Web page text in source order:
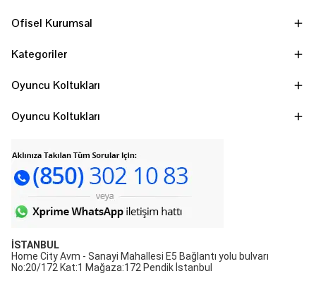
Ofisel Kurumsal
Kategoriler
Oyuncu Koltukları
Oyuncu Koltukları
İSTANBUL
Home City Avm - Sanayi Mahallesi E5 Bağlantı yolu bulvarı
No:20/172 Kat:1 Mağaza:172 Pendik İstanbul